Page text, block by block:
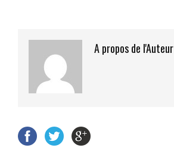
A propos de l'Auteur